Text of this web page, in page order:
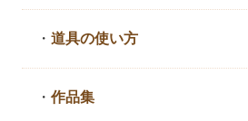
・道具の使い方
・作品集